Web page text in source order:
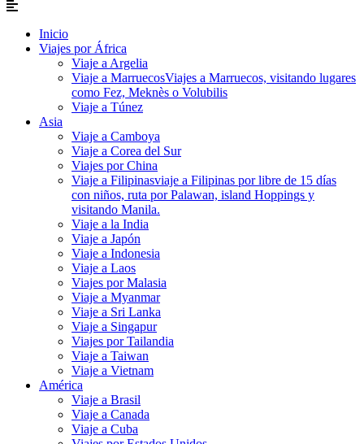
Inicio
Viajes por África
Viaje a Argelia
Viaje a MarruecosViajes a Marruecos, visitando lugares
como Fez, Meknès o Volubilis
Viaje a Túnez
Asia
Viaje a Camboya
Viaje a Corea del Sur
Viajes por China
Viaje a Filipinasviaje a Filipinas por libre de 15 días
con niños, ruta por Palawan, island Hoppings y
visitando Manila.
Viaje a la India
Viaje a Japón
Viaje a Indonesia
Viaje a Laos
Viajes por Malasia
Viaje a Myanmar
Viaje a Sri Lanka
Viaje a Singapur
Viajes por Tailandia
Viaje a Taiwan
Viaje a Vietnam
América
Viaje a Brasil
Viaje a Canada
Viaje a Cuba